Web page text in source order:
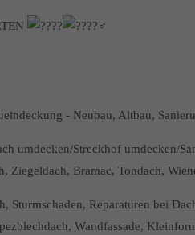
- Neubau, Altbau,
umdecken/Streckhof umdecken/
Ziegeldach, Bramac, Tondach,
Sturmschaden, Reparaturen bei
Wandfassade,